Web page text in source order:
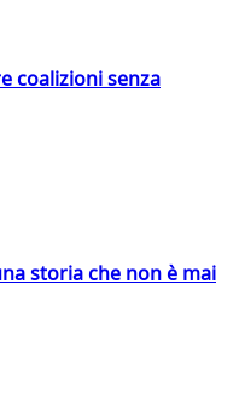
coalizioni senza
storia che non è mai